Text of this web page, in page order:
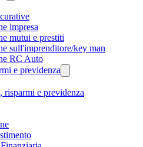
impresa
mutui e prestiti
sull'imprenditore/key man
RC Auto
e previdenza
risparmi e previdenza